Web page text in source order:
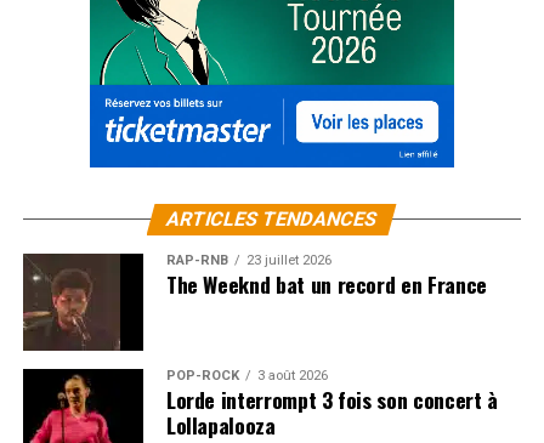
ARTICLES TENDANCES
RAP-RNB 23 juillet 2026
The Weeknd bat un record en France
POP-ROCK 3 août 2026
Lorde interrompt 3 fois son concert à
Lollapalooza